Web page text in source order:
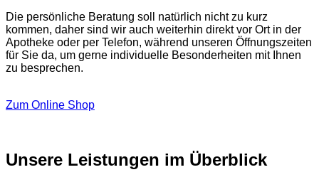
Die persönliche Beratung soll natürlich nicht zu kurz
kommen, daher sind wir auch weiterhin direkt vor Ort in der
Apotheke oder per Telefon, während unseren Öffnungszeiten
für Sie da, um gerne individuelle Besonderheiten mit Ihnen
zu besprechen.
Zum Online Shop
Unsere Leistungen im Überblick